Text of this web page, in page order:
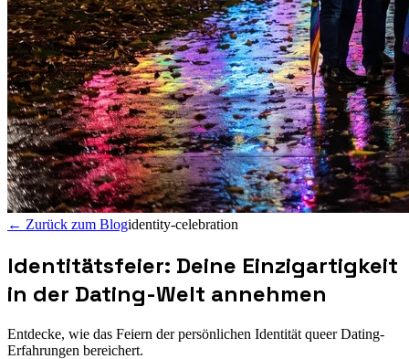
← Zurück zum Blogidentity-celebration
Identitätsfeier: Deine Einzigartigkeit
in der Dating-Welt annehmen
Entdecke, wie das Feiern der persönlichen Identität queer Dating-
Erfahrungen bereichert.